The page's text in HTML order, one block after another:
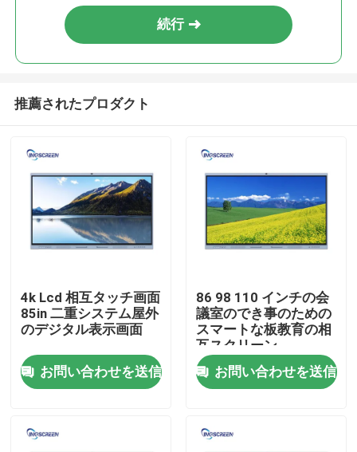
ホーム
製品
続行
推薦されたプロダクト
4k Lcd 相互タッチ画面
85in 二重システム屋外
のデジタル表示画面
お問い合わせを送信
86 98 110 インチの会
議室のでき事のための
スマートな板教育の相
互スクリーン
お問い合わせを送信